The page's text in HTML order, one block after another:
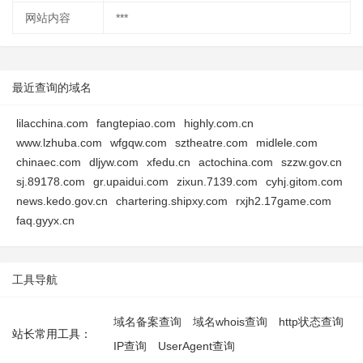
网站内容 ***
最近查询的域名
lilacchina.com fangtepiao.com
highly.com.cn
www.lzhuba.com
wfgqw.com sztheatre.com
midlele.com
chinaec.com
dljyw.com xfedu.cn actochina.com
szzw.gov.cn
sj.89178.com
gr.upaidui.com zixun.7139.com
cyhj.gitom.com
news.kedo.gov.cn
chartering.shipxy.com
rxjh2.17game.com
faq.gyyx.cn
工具导航
站长常用工具：
域名备案查询 域名whois查询
http状态查询
IP查询
UserAgent查询